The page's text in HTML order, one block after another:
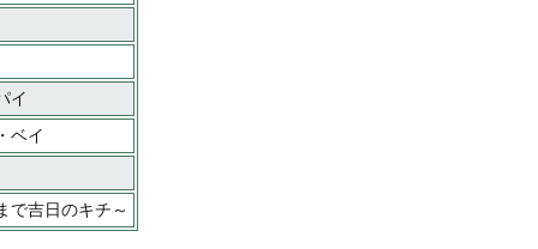
イ
ベイ
で吉日のキチ～